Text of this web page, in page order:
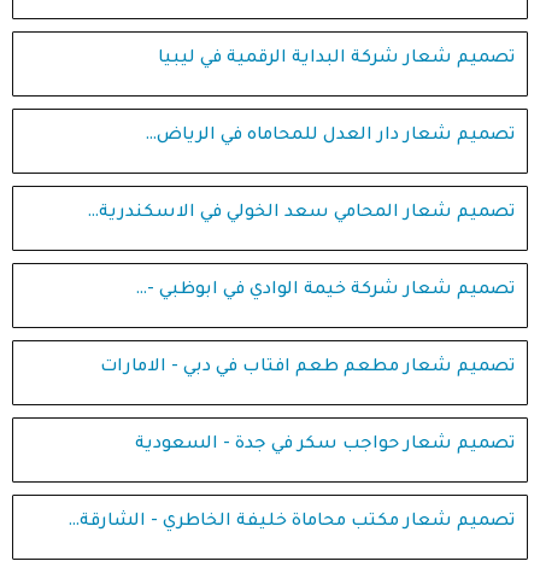
تصميم شعار شركة البداية الرقمية في ليبيا
تصميم شعار دار العدل للمحاماه في الرياض…
تصميم شعار المحامي سعد الخولي في الاسكندرية…
تصميم شعار شركة خيمة الوادي في ابوظبي -…
تصميم شعار مطعم طعم افتاب في دبي - الامارات
تصميم شعار حواجب سكر في جدة - السعودية
تصميم شعار مكتب محاماة خليفة الخاطري - الشارقة…